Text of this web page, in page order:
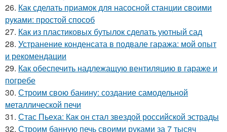
26. Как сделать приамок для насосной станции своими
руками: простой способ
27. Как из пластиковых бутылок сделать уютный сад
28. Устранение конденсата в подвале гаража: мой опыт
и рекомендации
29. Как обеспечить надлежащую вентиляцию в гараже и
погребе
30. Строим свою банину: создание самодельной
металлической печи
31. Стас Пьеха: Как он стал звездой российской эстрады
32. Строим банную печь своими руками за 7 тысяч